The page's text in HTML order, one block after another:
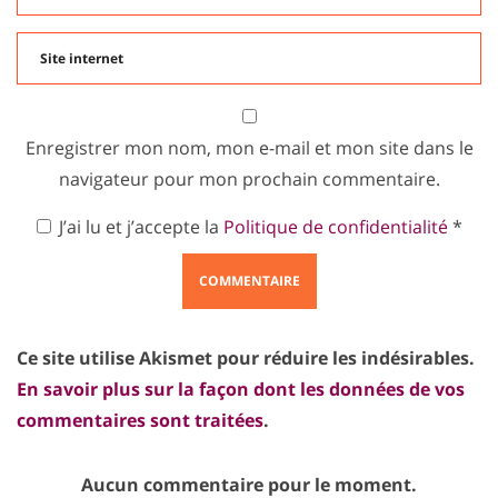
Enregistrer mon nom, mon e-mail et mon site dans le
navigateur pour mon prochain commentaire.
J’ai lu et j’accepte la Politique de confidentialité*
Ce site utilise Akismet pour réduire les indésirables.
En savoir plus sur la façon dont les données de vos
commentaires sont traitées.
Aucun commentaire pour le moment.